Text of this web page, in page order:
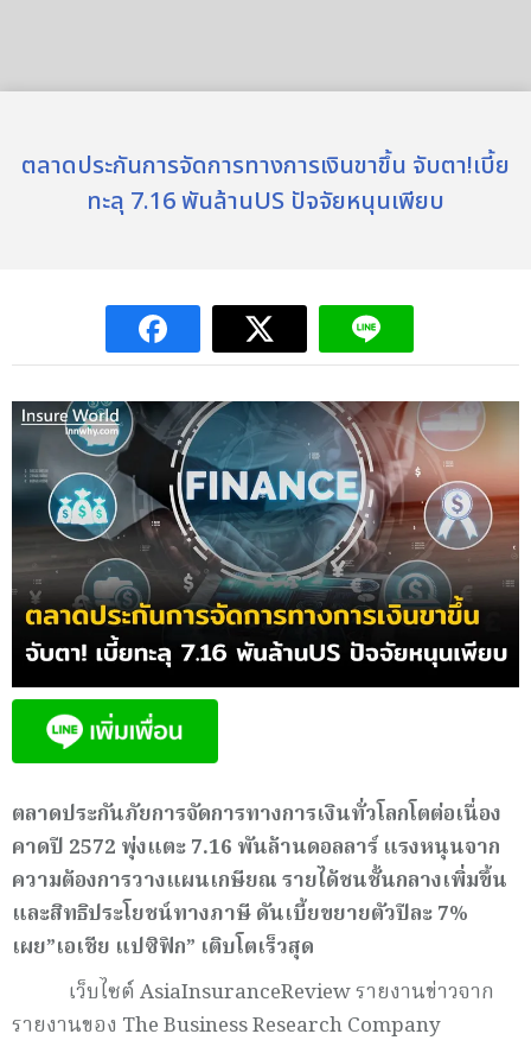
ตลาดประกันการจัดการทางการเงินขาขึ้น จับตา!เบี้ย
ทะลุ 7.16 พันล้านUS ปัจจัยหนุนเพียบ
ตลาดประกันภัยการจัดการทางการเงินทั่วโลกโตต่อเนื่อง
คาดปี 2572 พุ่งแตะ 7.16 พันล้านดอลลาร์ แรงหนุนจาก
ความต้องการวางแผนเกษียณ รายได้ชนชั้นกลางเพิ่มขึ้น
และสิทธิประโยชน์ทางภาษี ดันเบี้ยขยายตัวปีละ 7%
เผย”เอเชีย แปซิฟิก” เติบโตเร็วสุด
เว็บไซต์ AsiaInsuranceReview รายงานข่าวจาก
รายงานของ The Business Research Company